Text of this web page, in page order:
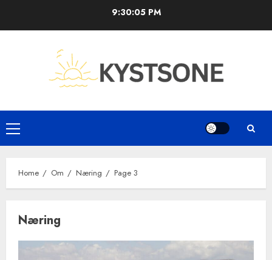
9:30:06 PM
Primary
Menu
Home Om Næring Page 3
Næring